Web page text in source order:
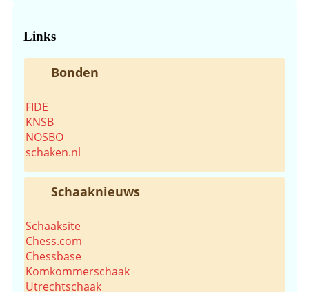
Links
Bonden
FIDE
KNSB
NOSBO
schaken.nl
Schaaknieuws
Schaaksite
Chess.com
Chessbase
Komkommerschaak
Utrechtschaak